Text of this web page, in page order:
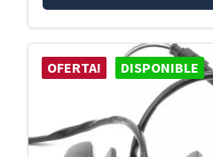
OFERTA! DISPONIBLE